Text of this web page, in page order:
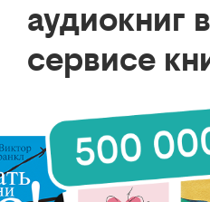
аудиокниг в
сервисе